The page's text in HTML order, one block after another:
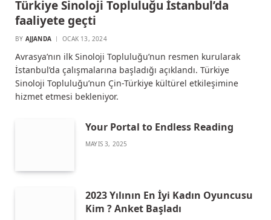
Türkiye Sinoloji Topluluğu İstanbul’da
faaliyete geçti
BY AJJANDA OCAK 13, 2024
Avrasya’nın ilk Sinoloji Topluluğu’nun resmen kurularak
İstanbul’da çalışmalarına başladığı açıklandı. Türkiye
Sinoloji Topluluğu’nun Çin-Türkiye kültürel etkileşimine
hizmet etmesi bekleniyor.
Your Portal to Endless Reading
MAYIS 3, 2025
2023 Yılının En İyi Kadın Oyuncusu
Kim ? Anket Başladı